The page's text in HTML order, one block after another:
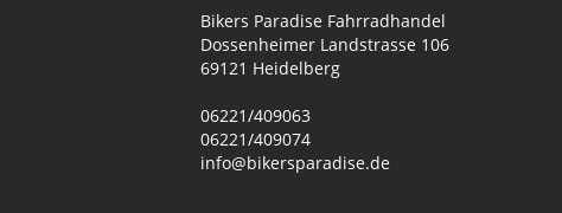
Bikers Paradise Fahrradhandel
Dossenheimer Landstrasse 106
69121 Heidelberg
06221/409063
06221/409074
info@bikersparadise.de